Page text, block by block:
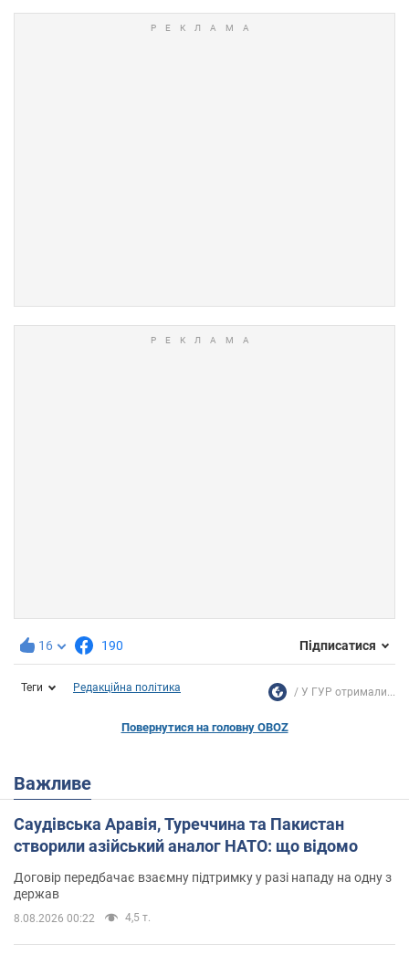
16 190 Підписатися
Теги Редакційна політика У ГУР отримали...
Повернутися на головну OBOZ
Важливе
Саудівська Аравія, Туреччина та Пакистан
створили азійський аналог НАТО: що відомо
Договір передбачає взаємну підтримку у разі нападу на одну з
держав
8.08.2026 00:22 4,5 т.